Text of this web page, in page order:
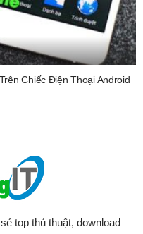
Chiếc Điện Thoại Android
top thủ thuật, download